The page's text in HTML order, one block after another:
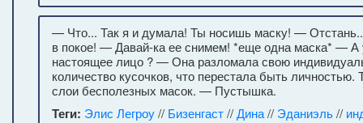
— Что... Так я и думала! Ты носишь маску! —
в покое! — Давай-ка ее снимем! *еще одна маска* — А
настоящее лицо ? — Она разломала свою
количество кусочков, что перестала быть личностью.
слои бесполезных масок. — Пустышка.
Теги: Элис Легроу// Бизенгаст//Дина// Эданиэль//